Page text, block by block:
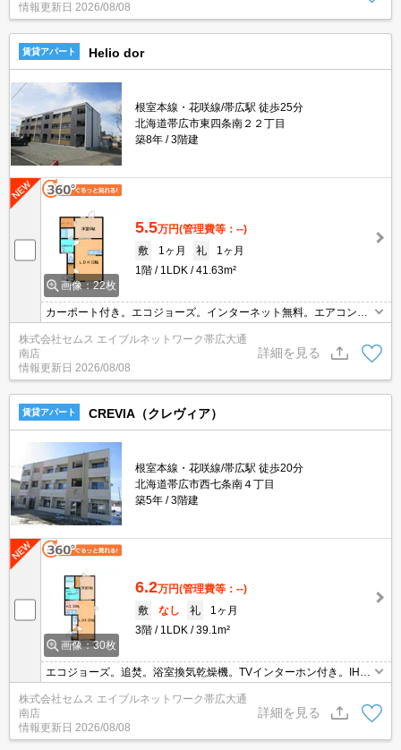
情報更新日 2026/08/08
賃貸アパート Helio dor
根室本線・花咲線/帯広駅 徒歩25分
北海道帯広市東四条南２２丁目
築8年
3階建
画像：22枚
5.5万円(管理費等：--)
敷
1ヶ月 礼
1ヶ月
1階
1LDK 41.63m²
カーポート付き。エコジョーズ。インターネット無料。エアコン付
き。温水洗浄便座付き。システムキッチン。TVインターホン付き。
株式会社セムス エイブルネットワーク帯広大通
南店
情報更新日 2026/08/08
詳細を見る
賃貸アパート CREVIA（クレヴィア）
根室本線・花咲線/帯広駅 徒歩20分
北海道帯広市西七条南４丁目
築5年
3階建
画像：30枚
6.2万円(管理費等：--)
敷
なし 礼
1ヶ月
3階
1LDK 39.1m²
エコジョーズ。追焚。浴室換気乾燥機。TVインターホン付き。IH調
理器付き。エアコン付き。Wi-Fi無料。
株式会社セムス エイブルネットワーク帯広大通
南店
情報更新日 2026/08/08
詳細を見る